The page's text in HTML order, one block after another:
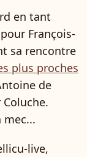
en tant
François-
sa rencontre
plus proches
de
mec...
live,